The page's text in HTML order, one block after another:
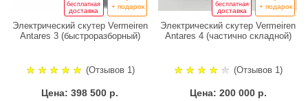
бесплатная
доставка
+ подарок
Электрический скутер Vermeiren
Antares 3 (быстроразборный)
(Отзывов 1)
Цена: 398 500 р.
бесплатная
доставка
+ подарок
Электрический скутер Vermeiren
Antares 4 (частично складной)
(Отзывов 1)
Цена: 200 000 р.